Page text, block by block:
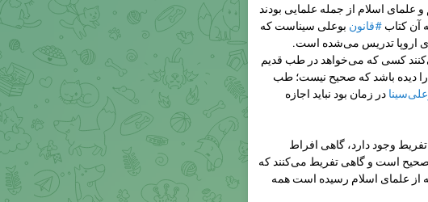
اسلام از جمله علمایی بودند
آن کتاب #قانون بوعلی سیناست که
کسی که می‌خواهد در طب قدیم
دیده باشد که صحیح نیست؛ طب
در زمان بود نباید اجازه
وجود دارد، گاهی افراط
است و گاهی تفریط می‌کنند که
علمای اسلام رسیده است همه